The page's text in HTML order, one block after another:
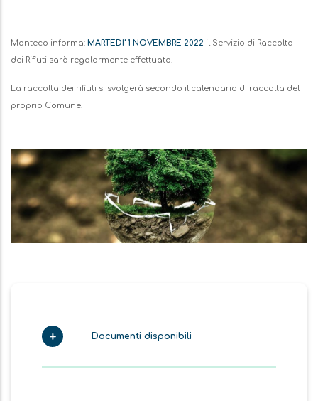
Descrizione
Monteco informa: MARTEDI' 1 NOVEMBRE 2022 il Servizio di Raccolta
dei Rifiuti sarà regolarmente effettuato.
La raccolta dei rifiuti si svolgerà secondo il calendario di raccolta del
proprio Comune.
Immagine
Documenti disponibili